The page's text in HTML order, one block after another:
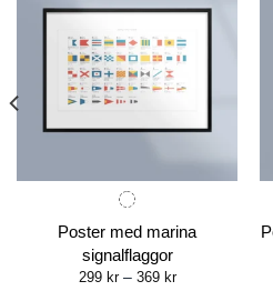
Poster med marina
signalflaggor
299 kr – 369 krPrice